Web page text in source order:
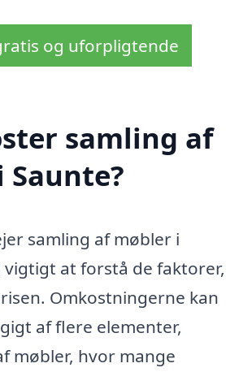
og uforpligtende
samling af
samling af møbler i
vigtigt at forstå de faktorer,
Omkostningerne kan
af flere elementer,
møbler, hvor mange